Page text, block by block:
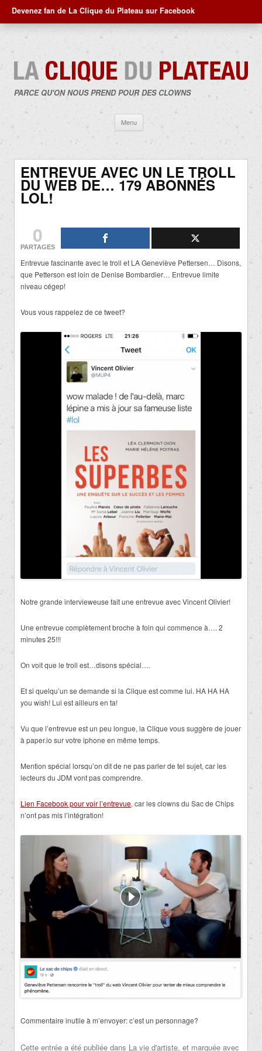
Devenez fan de La Clique du Plateau sur Facebook
PARCE QU'ON NOUS PREND POUR DES CLOWNS
Menu
contenu
ENTREVUE AVEC UN LE TROLL
DU WEB DE… 179 ABONNÉS
LOL!
0
PARTAGES
Entrevue fascinante avec le troll et LA Geneviève Pettersen… Disons,
que Petterson est loin de Denise Bombardier… Entrevue limite
niveau cégep!
Vous vous rappelez de ce tweet?
Notre grande intervieweuse fait une entrevue avec Vincent Olivier!
Une entrevue complètement broche à foin qui commence à…. 2
minutes 25!!!
On voit que le troll est…disons spécial….
Et si quelqu’un se demande si la Clique est comme lui. HA HA HA
you wish! Lui est ailleurs en ta!
Vu que l’entrevue est un peu longue, la Clique vous suggère de jouer
à paper.io sur votre iphone en même temps.
Mention spécial lorsqu’on dit de ne pas parler de tel sujet, car les
lecteurs du JDM vont pas comprendre.
Lien Facebook pour voir l’entrevue, car les clowns du Sac de Chips
n’ont pas mis l’intégration!
Commentaire inutile à m’envoyer: c’est un personnage?
Cette entrée a été publiée dans La vie d'artiste, et marquée avec